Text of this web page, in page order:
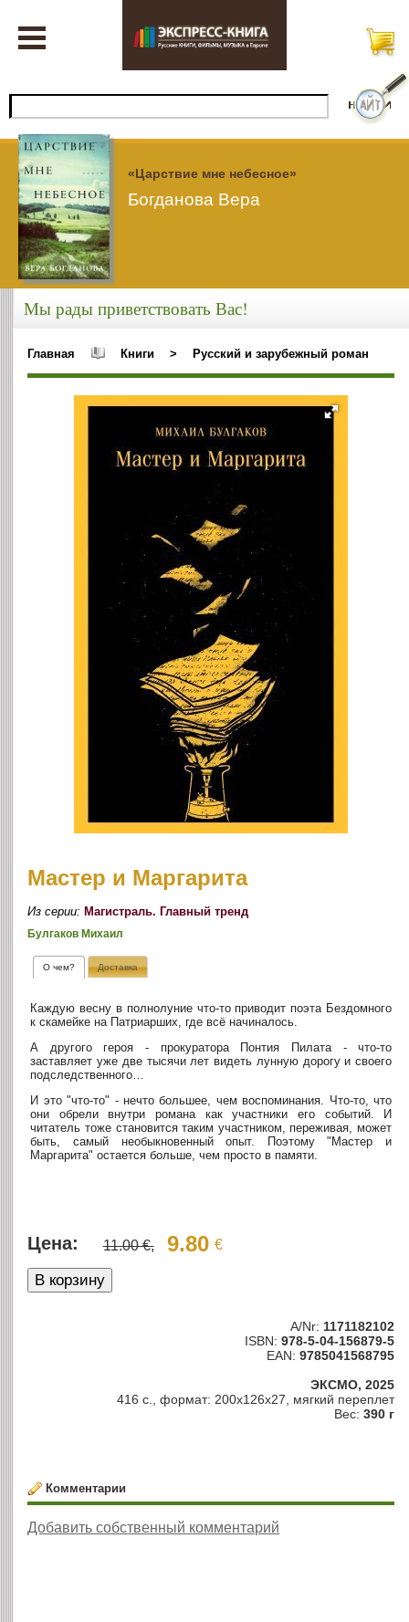
«Царствие мне небесное»
Богданова Вера
Мы рады приветствовать Вас!
Главная Книги > Русский и зарубежный роман
Мастер и Маргарита
Из серии:Магистраль. Главный тренд
Булгаков Михаил
О чем? Доставка
Каждую весну в полнолуние что-то приводит поэта Бездомного
к скамейке на Патриарших, где всё начиналось.
А другого героя - прокуратора Понтия Пилата - что-то
заставляет уже две тысячи лет видеть лунную дорогу и своего
подследственного…
И это "что-то" - нечто большее, чем воспоминания. Что-то, что
они обрели внутри романа как участники его событий. И
читатель тоже становится таким участником, переживая, может
быть, самый необыкновенный опыт. Поэтому "Мастер и
Маргарита" остается больше, чем просто в памяти.
Цена: 11.00 €, 9.80 €
A/Nr: 1171182102
ISBN: 978-5-04-156879-5
EAN: 9785041568795
ЭКСМО, 2025
416 с., формат: 200х126х27, мягкий переплет
Вес: 390 г
Комментарии
Добавить собственный комментарий